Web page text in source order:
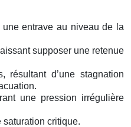
entrave au niveau de la
supposer une retenue
résultant d’une stagnation
une pression irrégulière
saturation critique.